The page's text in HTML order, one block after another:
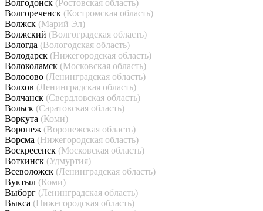
Волгодонск (Ростовская область)
Волгореченск (Костромская область)
Волжск (Марий Эл)
Волжский (Волгоградская область)
Вологда (Вологодская область)
Володарск (Нижегородская область)
Волоколамск (Московская область)
Волосово (Ленинградская область)
Волхов (Ленинградская область)
Волчанск (Свердловская область)
Вольск (Саратовская область)
Воркута (Коми)
Воронеж (Воронежская область)
Ворсма (Нижегородская область)
Воскресенск (Московская область)
Воткинск (Удмуртия)
Всеволожск (Ленинградская область)
Вуктыл (Коми)
Выборг (Ленинградская область)
Выкса (Нижегородская область)